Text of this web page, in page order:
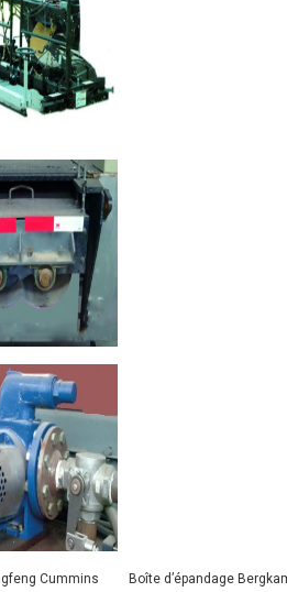
Cummins Boîte d’épandage